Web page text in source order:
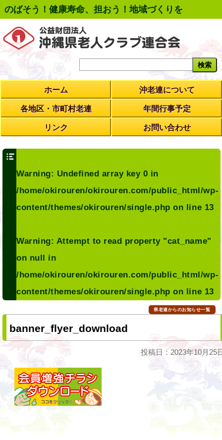
のばそう！健康寿命、担おう！地域づくりを
ホーム 沖老連について
各地区・市町村老連 年間行事予定
リンク お問い合わせ
Warning: Undefined array key 0 in
/home/okirouren/okirouren.com/public_html/wp-
content/themes/okirouren/single.php on line 13
Warning: Attempt to read property "cat_name"
on null in
/home/okirouren/okirouren.com/public_html/wp-
content/themes/okirouren/single.php on line 13
県老連からのお知らせ一覧
banner_flyer_download
投稿日：2023年10月25